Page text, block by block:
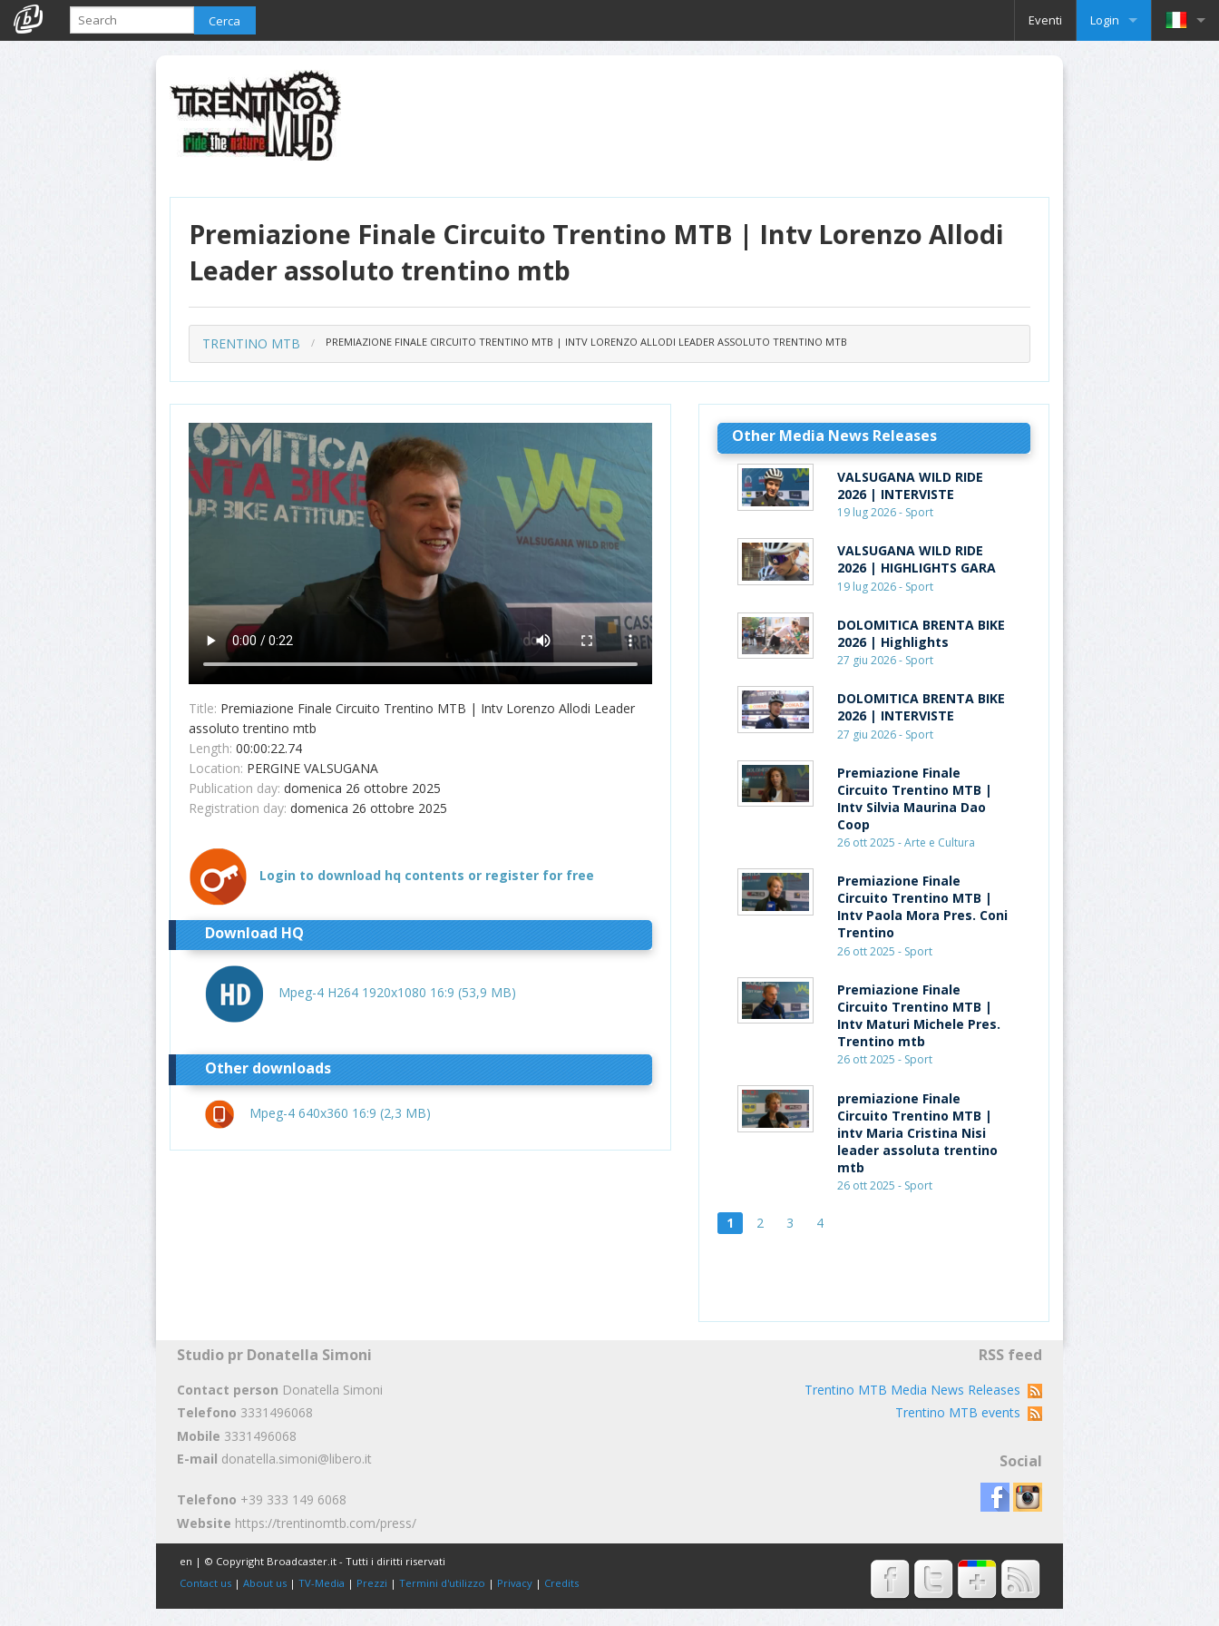
Cerca Eventi Login
Premiazione Finale Circuito Trentino MTB | Intv Lorenzo Allodi
Leader assoluto trentino mtb
TRENTINO MTB PREMIAZIONE FINALE CIRCUITO TRENTINO MTB | INTV LORENZO ALLODI LEADER ASSOLUTO TRENTINO MTB
Title: Premiazione Finale Circuito Trentino MTB | Intv Lorenzo Allodi Leader
assoluto trentino mtb
Length: 00:00:22.74
Location: PERGINE VALSUGANA
Publication day: domenica 26 ottobre 2025
Registration day: domenica 26 ottobre 2025
Login to download hq contents or register for free
Download HQ
Mpeg-4 H264 1920x1080 16:9 (53,9 MB)
Other downloads
Mpeg-4 640x360 16:9 (2,3 MB)
Other Media News Releases
VALSUGANA WILD RIDE
2026 | INTERVISTE
19 lug 2026 - Sport
VALSUGANA WILD RIDE
2026 | HIGHLIGHTS GARA
19 lug 2026 - Sport
DOLOMITICA BRENTA BIKE
2026 | Highlights
27 giu 2026 - Sport
DOLOMITICA BRENTA BIKE
2026 | INTERVISTE
27 giu 2026 - Sport
Premiazione Finale
Circuito Trentino MTB |
Intv Silvia Maurina Dao
Coop
26 ott 2025 - Arte e Cultura
Premiazione Finale
Circuito Trentino MTB |
Intv Paola Mora Pres. Coni
Trentino
26 ott 2025 - Sport
Premiazione Finale
Circuito Trentino MTB |
Intv Maturi Michele Pres.
Trentino mtb
26 ott 2025 - Sport
premiazione Finale
Circuito Trentino MTB |
intv Maria Cristina Nisi
leader assoluta trentino
mtb
26 ott 2025 - Sport
1 2 3 4
Studio pr Donatella Simoni
Contact person Donatella Simoni
Telefono 3331496068
Mobile 3331496068
E-mail donatella.simoni@libero.it
Telefono +39 333 149 6068
Website https://trentinomtb.com/press/
RSS feed
Trentino MTB Media News Releases
Trentino MTB events
Social
en | © Copyright Broadcaster.it - Tutti i diritti riservati
Contact us |About us |TV-Media | Prezzi |Termini d'utilizzo | Privacy | Credits